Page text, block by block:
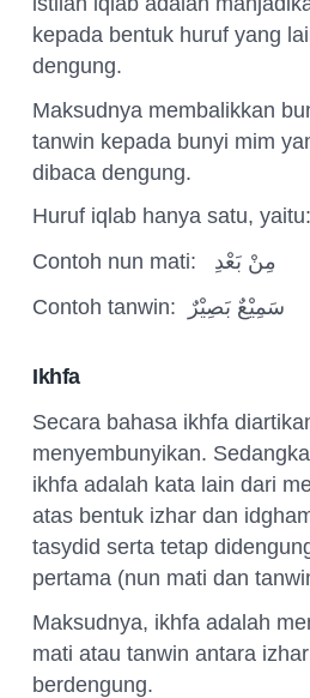
kepada bentuk huruf yang
dengung.
Maksudnya membalikkan
tanwin kepada bunyi mim
dibaca dengung.
Huruf iqlab hanya satu, yaitu:
Contoh nun mati:
مِنْ بَعْدِ
Contoh tanwin:
سَمِيْعٌ بَصِيْرٌ
Ikhfa
Secara bahasa ikhfa
menyembunyikan.
ikhfa adalah kata lain dari
atas bentuk izhar dan
tasydid serta tetap
pertama (nun mati dan
Maksudnya, ikhfa adalah
mati atau tanwin antara
berdengung.